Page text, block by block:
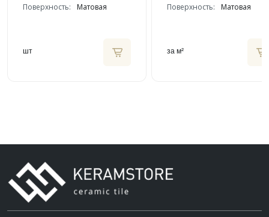
Поверхность:
Матовая
шт
Поверхность:
Матовая
за м²